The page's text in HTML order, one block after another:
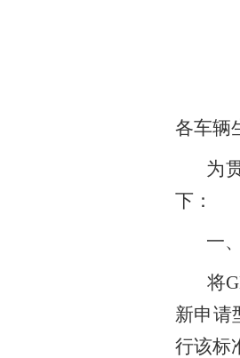
各车辆
为
下 ：
一
将
新申请
行该标